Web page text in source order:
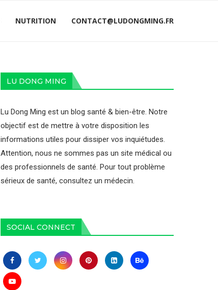
NUTRITION CONTACT@LUDONGMING.FR
LU DONG MING
Lu Dong Ming est un blog santé & bien-être. Notre
objectif est de mettre à votre disposition les
informations utiles pour dissiper vos inquiétudes.
Attention, nous ne sommes pas un site médical ou
des professionnels de santé. Pour tout problème
sérieux de santé, consultez un médecin.
SOCIAL CONNECT